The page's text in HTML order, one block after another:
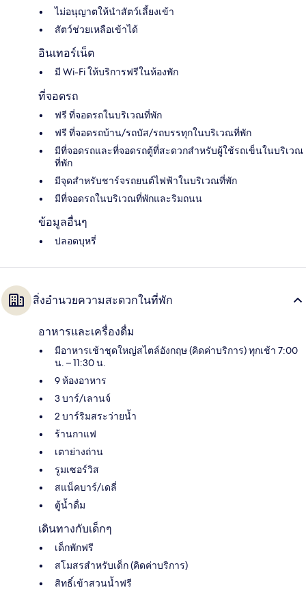
ไม่อนุญาตให้นำสัตว์เลี้ยงเข้า
สัตว์ช่วยเหลือเข้าได้
อินเทอร์เน็ต
มี Wi-Fi ให้บริการฟรีในห้องพัก
ที่จอดรถ
ฟรี ที่จอดรถในบริเวณที่พัก
ฟรี ที่จอดรถบ้าน/รถบัส/รถบรรทุกในบริเวณที่พัก
มีที่จอดรถและที่จอดรถตู้ที่สะดวกสำหรับผู้ใช้รถเข็นในบริเวณ
ที่พัก
มีจุดสำหรับชาร์จรถยนต์ไฟฟ้าในบริเวณที่พัก
มีที่จอดรถในบริเวณที่พักและริมถนน
ข้อมูลอื่นๆ
ปลอดบุหรี่
สิ่งอำนวยความสะดวกในที่พัก
อาหารและเครื่องดื่ม
มีอาหารเช้าชุดใหญ่สไตล์อังกฤษ (คิดค่าบริการ) ทุกเช้า 7:00
น. – 11:30 น.
9 ห้องอาหาร
3 บาร์/เลานจ์
2 บาร์ริมสระว่ายน้ำ
ร้านกาแฟ
เตาย่างถ่าน
รูมเซอร์วิส
สแน็คบาร์/เดลี่
ตู้น้ำดื่ม
เดินทางกับเด็กๆ
เด็กพักฟรี
สโมสรสำหรับเด็ก (คิดค่าบริการ)
สิทธิ์เข้าสวนน้ำฟรี